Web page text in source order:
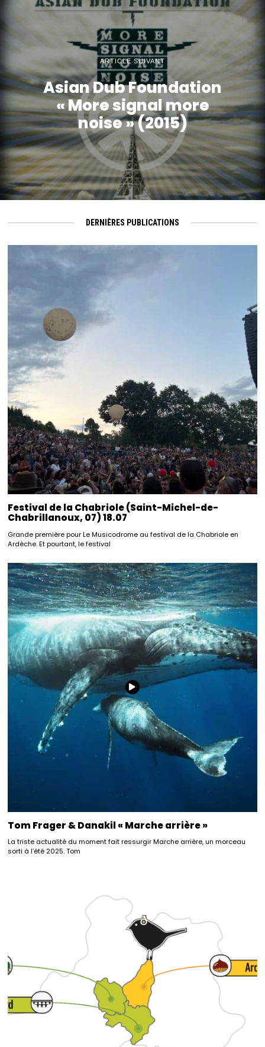
ARTICLE SUIVANT
Asian Dub Foundation
« More signal more
noise » (2015)
Festival de la Chabriole (Saint-Michel-de-
Grande première pour Le Musicodrome au festival de la Chabriole en
Ardèche. Et pourtant, le festival
La triste actualité du moment fait ressurgir Marche arrière, un morceau
sorti à l’été 2025. Tom